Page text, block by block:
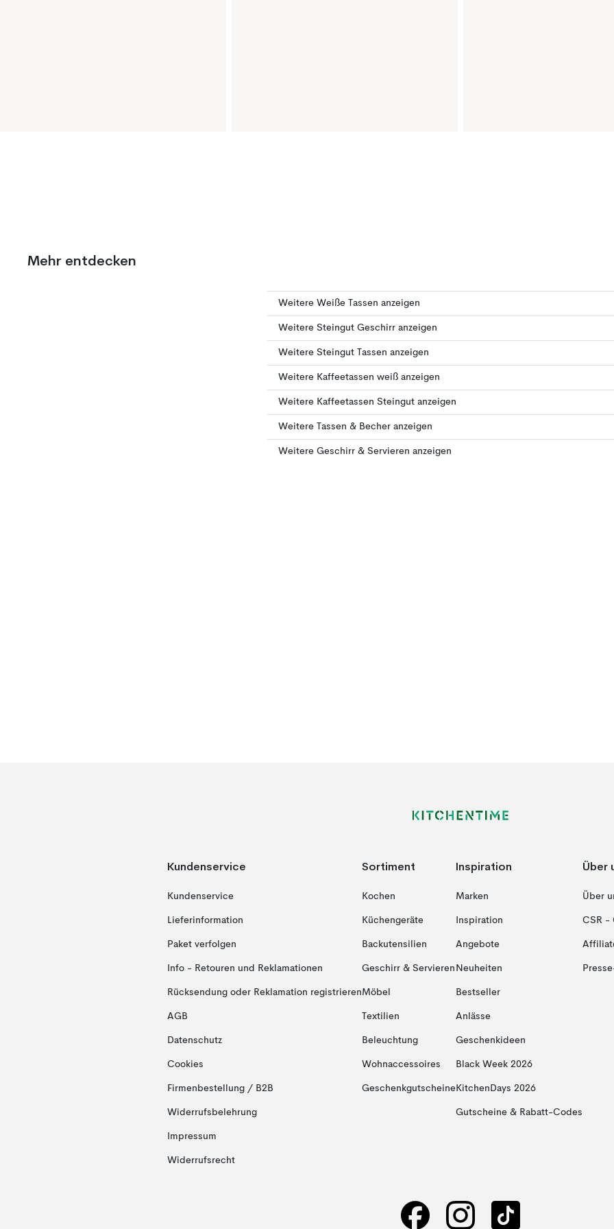
Mehr entdecken
Weitere Weiße Tassen anzeigen
Weitere Steingut Geschirr anzeigen
Weitere Steingut Tassen anzeigen
Weitere Kaffeetassen weiß anzeigen
Weitere Kaffeetassen Steingut anzeigen
Weitere Tassen & Becher anzeigen
Weitere Geschirr & Servieren anzeigen
Kundenservice
Kundenservice
Lieferinformation
Paket verfolgen
Info - Retouren und Reklamationen
Rücksendung oder Reklamation registrieren
AGB
Datenschutz
Cookies
Firmenbestellung / B2B
Widerrufsbelehrung
Impressum
Widerrufsrecht
Sortiment
Kochen
Küchengeräte
Backutensilien
Geschirr & Servieren
Möbel
Textilien
Beleuchtung
Wohnaccessoires
Geschenkgutscheine
Inspiration
Marken
Inspiration
Angebote
Neuheiten
Bestseller
Anlässe
Geschenkideen
Black Week 2026
KitchenDays 2026
Gutscheine & Rabatt-Codes
Über
Über
CSR -